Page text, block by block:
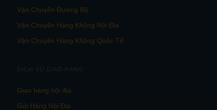
Vận Chuyển Đường Bộ
Vận Chuyển Hàng Không Nội Địa
Vận Chuyển Hàng Không Quốc Tế
DỊCH VỤ GIAO HÀNG
Giao hàng nội địa
Gửi Hàng Nội Địa